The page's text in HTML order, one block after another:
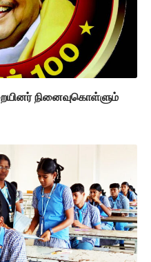
நினைவுகொள்ளும்